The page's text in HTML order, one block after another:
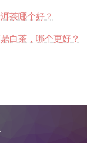
茶哪个好？
白茶，哪个更好？